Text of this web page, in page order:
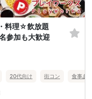
料理☆飲放題
参加も大歓迎
20代向け 街コン 食事あ